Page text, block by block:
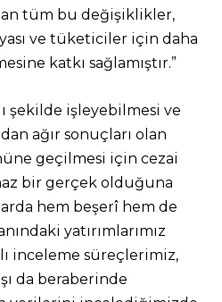
tüm bu değişiklikler,
ve tüketiciler için daha
katkı sağlamıştır.”
şekilde işleyebilmesi ve
ağır sonuçları olan
geçilmesi için cezai
bir gerçek olduğuna
hem beşerî hem de
yatırımlarımız
inceleme süreçlerimiz,
da beraberinde